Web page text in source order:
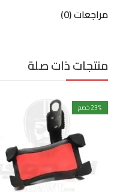
مراجعات (0)
منتجات ذات صلة
23% خصم